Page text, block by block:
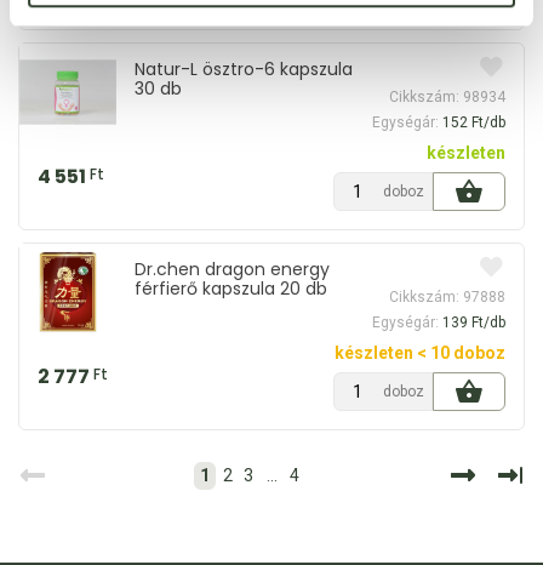
Natur-L ösztro-6 kapszula
30 db
Cikkszám: 98934
Egységár: 152 Ft/db
4 551 Ft
készleten
doboz
Dr.chen dragon energy
férfierő kapszula 20 db
Cikkszám: 97888
Egységár: 139 Ft/db
2 777 Ft
készleten < 10 doboz
doboz
1 2 3 4